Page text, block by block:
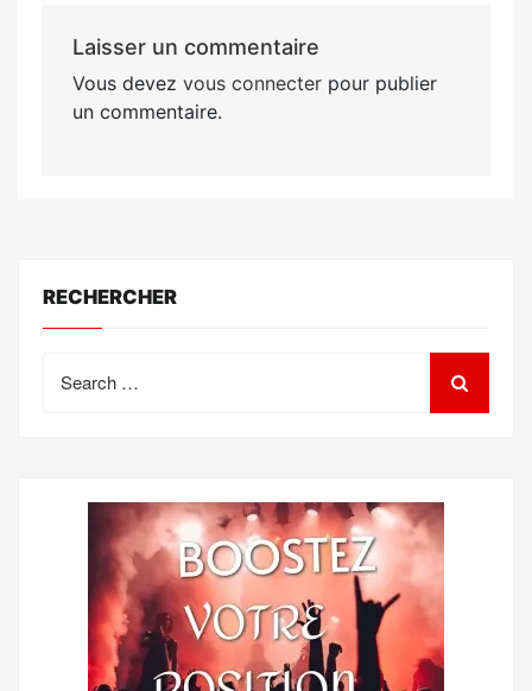
Laisser un commentaire
Vous devez vous connecterpour publier
un commentaire.
RECHERCHER
for: